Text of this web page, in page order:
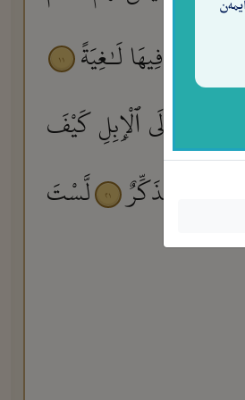
لَّا تَسْمَعُ فِيهَا لَـٰغِيَةً ١١
يَنظُرُونَ إِلَى ٱلْإِبِلِ كَيْفَ
أَنتَ مُذَكِّرٌ ٢١
لَّسْتَ